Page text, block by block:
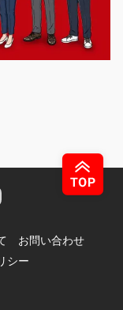
お問い合わせ
シー